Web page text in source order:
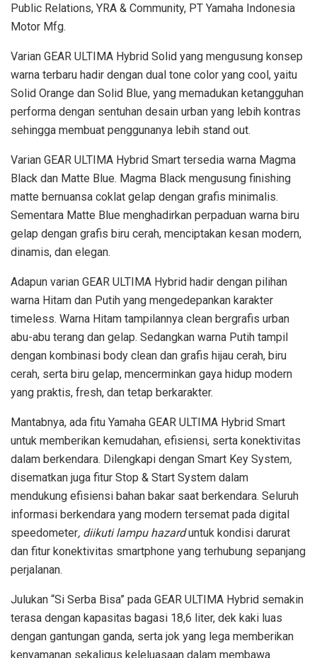
Public Relations, YRA & Community, PT Yamaha Indonesia
Motor Mfg.
Varian GEAR ULTIMA Hybrid Solid yang mengusung konsep
warna terbaru hadir dengan dual tone color yang cool, yaitu
Solid Orange dan Solid Blue, yang memadukan ketangguhan
performa dengan sentuhan desain urban yang lebih kontras
sehingga membuat penggunanya lebih stand out.
Varian GEAR ULTIMA Hybrid Smart tersedia warna Magma
Black dan Matte Blue. Magma Black mengusung finishing
matte bernuansa coklat gelap dengan grafis minimalis.
Sementara Matte Blue menghadirkan perpaduan warna biru
gelap dengan grafis biru cerah, menciptakan kesan modern,
dinamis, dan elegan.
Adapun varian GEAR ULTIMA Hybrid hadir dengan pilihan
warna Hitam dan Putih yang mengedepankan karakter
timeless. Warna Hitam tampilannya clean bergrafis urban
abu-abu terang dan gelap. Sedangkan warna Putih tampil
dengan kombinasi body clean dan grafis hijau cerah, biru
cerah, serta biru gelap, mencerminkan gaya hidup modern
yang praktis, fresh, dan tetap berkarakter.
Mantabnya, ada fitu Yamaha GEAR ULTIMA Hybrid Smart
untuk memberikan kemudahan, efisiensi, serta konektivitas
dalam berkendara. Dilengkapi dengan Smart Key System,
disematkan juga fitur Stop & Start System dalam
mendukung efisiensi bahan bakar saat berkendara. Seluruh
informasi berkendara yang modern tersemat pada digital
speedometer, diikuti lampu hazarduntuk kondisi darurat
dan fitur konektivitas smartphone yang terhubung sepanjang
perjalanan.
Julukan “Si Serba Bisa” pada GEAR ULTIMA Hybrid semakin
terasa dengan kapasitas bagasi 18,6 liter, dek kaki luas
dengan gantungan ganda, serta jok yang lega memberikan
kenyamanan sekaligus keleluasaan dalam membawa